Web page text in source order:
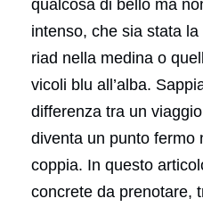
qualcosa di bello ma
intenso, che sia stata la
riad nella medina o
vicoli blu all’alba.
differenza tra un
diventa un punto fermo
coppia. In questo
concrete da prenotare,